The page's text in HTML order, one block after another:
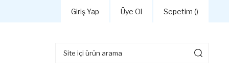
Giriş Yap Üye Ol Sepetim ()